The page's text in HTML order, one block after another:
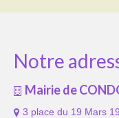
Notre
Mairie de
3 place du 19 Mars